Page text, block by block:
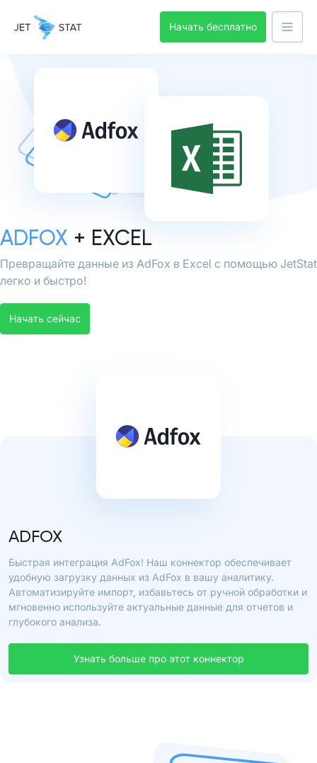
Начать бесплатно
ADFOX + EXCEL
Превращайте данные из AdFox в Excel с помощью JetStat
легко и быстро!
Начать сейчас
ADFOX
Быстрая интеграция AdFox! Наш коннектор обеспечивает
удобную загрузку данных из AdFox в вашу аналитику.
Автоматизируйте импорт, избавьтесь от ручной обработки и
мгновенно используйте актуальные данные для отчетов и
глубокого анализа.
Узнать больше про этот коннектор